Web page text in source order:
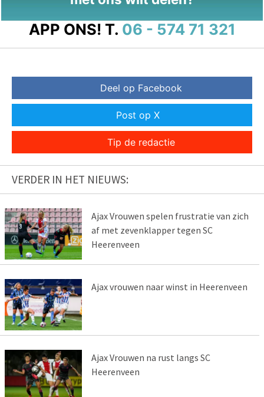
APP ONS! T. 06 - 574 71 321
Deel op Facebook
Post op X
Tip de redactie
VERDER IN HET NIEUWS:
Ajax Vrouwen spelen frustratie van zich
af met zevenklapper tegen SC
Heerenveen
Ajax vrouwen naar winst in Heerenveen
Ajax Vrouwen na rust langs SC
Heerenveen